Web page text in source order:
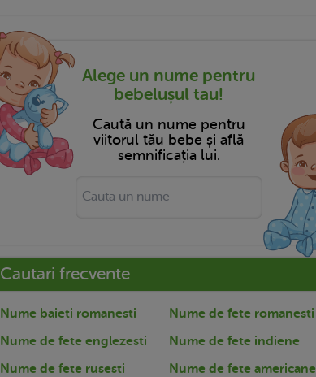
Alege un nume pentru
bebelușul tau!
Caută un nume pentru
viitorul tău bebe și află
semnificația lui.
Cautari frecvente
Nume baieti romanesti
Nume de fete romanesti
Nume de fete englezesti
Nume de fete indiene
Nume de fete rusesti
Nume de fete americane